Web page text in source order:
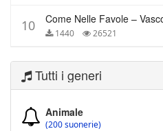
10 1440 26521
Tutti i generi
Animale
(200 suonerie)